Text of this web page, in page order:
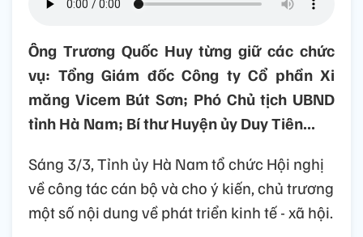
Ông Trương Quốc Huy từng giữ các chức
vụ: Tổng Giám đốc Công ty Cổ phần Xi
măng Vicem Bút Sơn; Phó Chủ tịch UBND
tỉnh Hà Nam; Bí thư Huyện ủy Duy Tiên...
Sáng 3/3, Tỉnh ủy Hà Nam tổ chức Hội nghị
về công tác cán bộ và cho ý kiến, chủ trương
một số nội dung về phát triển kinh tế - xã hội.